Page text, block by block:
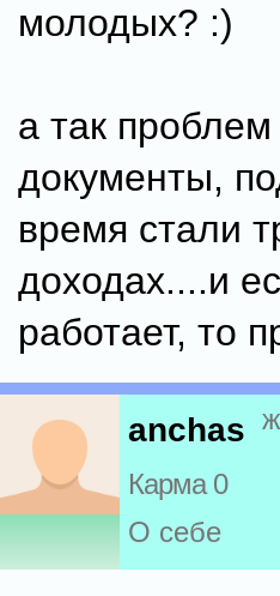
молодых? :)
а так
документы,
время стали
доходах....и
работает, то
anchas ж
Карма 0
О себе